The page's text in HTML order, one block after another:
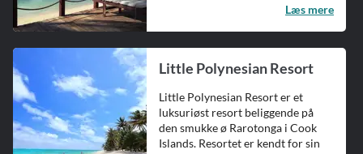
Læs mere
Little Polynesian Resort
Little Polynesian Resort er et
luksuriøst resort beliggende på
den smukke ø Rarotonga i Cook
Islands. Resortet er kendt for sin